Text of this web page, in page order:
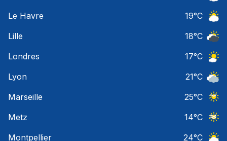
Le Havre
19°C
Lille
18°C
Londres
17°C
Lyon
21°C
Marseille
25°C
Metz
14°C
Montpellier
24°C